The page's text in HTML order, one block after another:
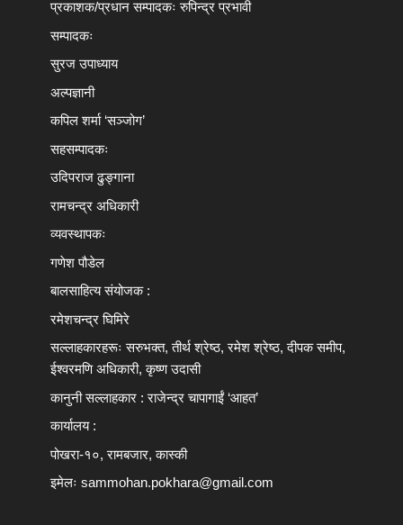
प्रकाशक/प्रधान सम्पादकः रुपिन्द्र प्रभावी
सम्पादकः
सुरज उपाध्याय
अल्पज्ञानी
कपिल शर्मा ‘सञ्जोग’
सहसम्पादकः
उदिपराज ढुङ्‍गाना
रामचन्द्र अधिकारी
व्यवस्थापकः
गणेश पौडेल
बालसाहित्य संयोजक :
रमेशचन्द्र घिमिरे
सल्लाहकारहरूः सरुभक्त, तीर्थ श्रेष्ठ, रमेश श्रेष्ठ, दीपक समीप,
ईश्वरमणि अधिकारी, कृष्ण उदासी
कानुनी सल्लाहकार : राजेन्द्र चापागाईं ‘आहत’
कार्यालय :
पोखरा-१०, रामबजार, कास्की
इमेलःsammohan.pokhara@gmail.com